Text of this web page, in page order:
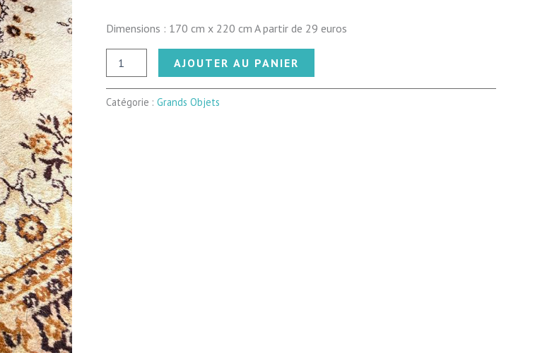
Dimensions : 170 cm x 220 cm A partir de 29 euros
vintage
AJOUTER AU PANIER
Catégorie : Grands Objets